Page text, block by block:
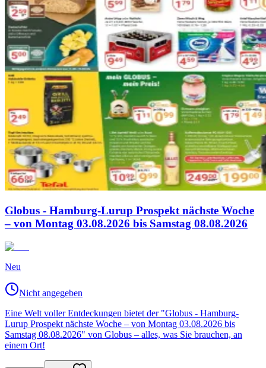
Globus - Hamburg-Lurup Prospekt nächste Woche
– von Montag 03.08.2026 bis Samstag 08.08.2026
Neu
Nicht angegeben
Eine Welt voller Entdeckungen bietet der "Globus - Hamburg-
Lurup Prospekt nächste Woche – von Montag 03.08.2026 bis
Samstag 08.08.2026" von Globus – alles, was Sie brauchen, an
einem Ort!